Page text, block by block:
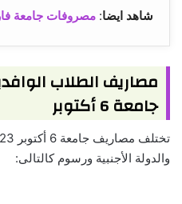
شاهد ايضا: مصروفات جامعة
مصاريف الطلاب
جامعة 6 أكتوبر
والدولة الأجنبية ورسوم كالتالى: